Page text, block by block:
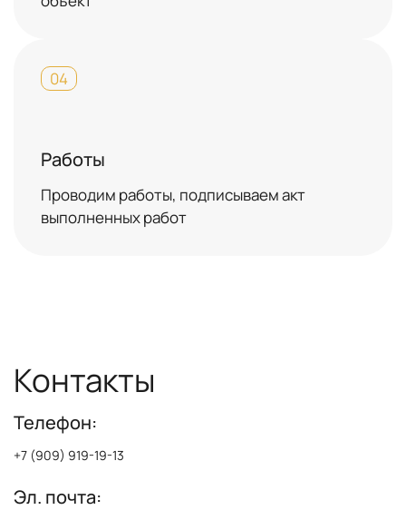
04
Работы
Проводим работы, подписываем акт
выполненных работ
Контакты
Телефон:
+7 (909) 919-19-13
Эл. почта: